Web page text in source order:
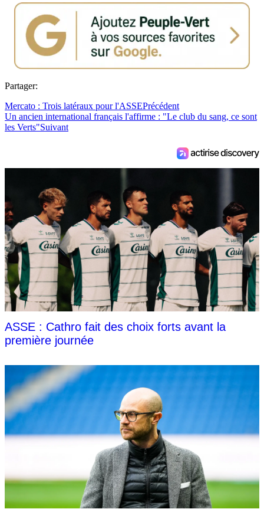
Partager:
Mercato : Trois latéraux pour l'ASSEPrécédent
Un ancien international français l'affirme : "Le club du sang, ce sont
les Verts"Suivant
ASSE : Cathro fait des choix forts avant la
première journée